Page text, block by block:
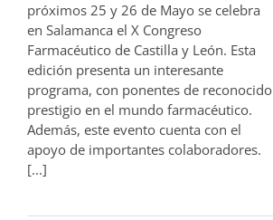
próximos 25 y 26 de Mayo se celebra
en Salamanca el X Congreso
Farmacéutico de Castilla y León. Esta
edición presenta un interesante
programa, con ponentes de reconocido
prestigio en el mundo farmacéutico.
Además, este evento cuenta con el
apoyo de importantes colaboradores.
[...]